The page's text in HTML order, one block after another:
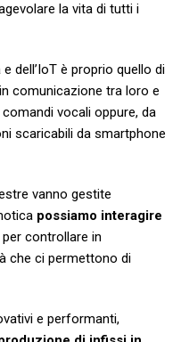
la vita di tutti i
dell’IoT è proprio quello di
comunicazione tra loro e
vocali oppure, da
scaricabili da smartphone
vanno gestite
possiamo interagire
per controllare in
che ci permettono di
e performanti,